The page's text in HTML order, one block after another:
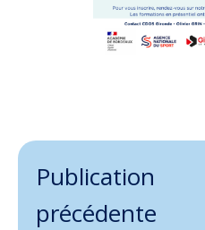
Publication
précédente